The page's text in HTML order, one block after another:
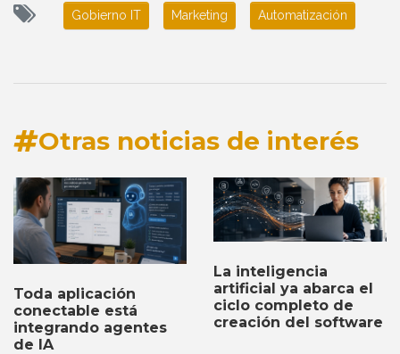
Gobierno IT Marketing Automatización
Otras noticias de interés
Toda aplicación
conectable está
integrando agentes
de IA
La inteligencia
artificial ya abarca el
ciclo completo de
creación del software